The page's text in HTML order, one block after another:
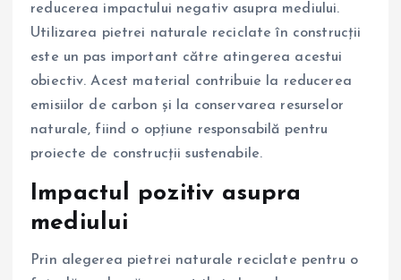
reducerea impactului negativ asupra mediului.
Utilizarea pietrei naturale reciclate în construcții
este un pas important către atingerea acestui
obiectiv. Acest material contribuie la reducerea
emisiilor de carbon și la conservarea resurselor
naturale, fiind o opțiune responsabilă pentru
proiecte de construcții sustenabile.
Impactul pozitiv asupra
mediului
Prin alegerea pietrei naturale reciclate pentru o